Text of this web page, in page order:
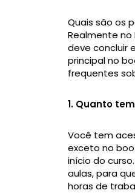
Quais são os
Realmente
deve concluir
principal no
frequentes
1. Quanto
Você tem
exceto no
início do
aulas, para
horas de